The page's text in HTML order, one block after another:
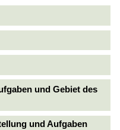
und Gebiet des
und Aufgaben